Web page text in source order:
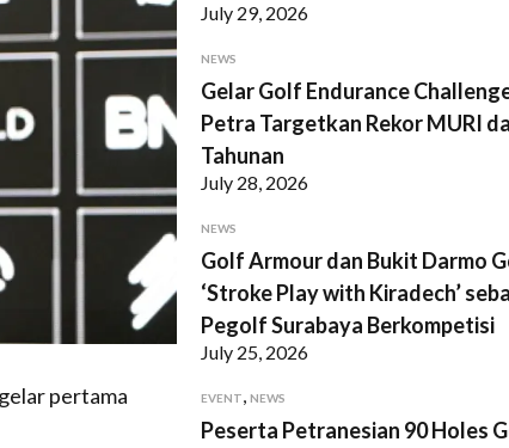
pertama
July 29, 2026
NEWS
Gelar Golf Endurance
Petra Targetkan Rekor MURI
Tahunan
July 28, 2026
NEWS
Golf Armour dan Bukit Darmo
‘Stroke Play with Kiradech’
Pegolf Surabaya Berkompetisi
July 25, 2026
EVENT, NEWS
Peserta Petranesian 90 Holes